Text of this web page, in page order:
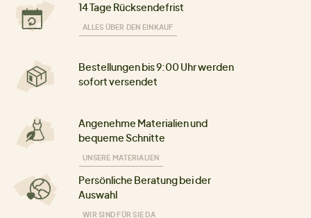
14 Tage Rücksendefrist
ALLES ÜBER DEN EINKAUF
Bestellungen bis 9:00 Uhr werden
sofort versendet
Angenehme Materialien und
bequeme Schnitte
UNSERE MATERIALIEN
Persönliche Beratung bei der
Auswahl
WIR SIND FÜR SIE DA